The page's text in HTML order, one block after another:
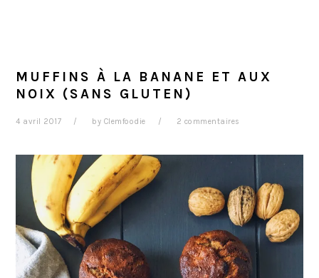
MUFFINS À LA BANANE ET AUX
NOIX (SANS GLUTEN)
4 avril 2017 by Clemfoodie 2 commentaires